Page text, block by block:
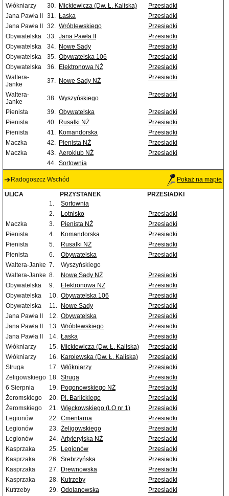
Włókniarzy
30. Mickiewicza (Dw. Ł. Kaliska)
Przesiadki
Jana Pawła II
31. Łaska
Przesiadki
Jana Pawła II
32. Wróblewskiego
Przesiadki
Obywatelska
33. Jana Pawła II
Przesiadki
Obywatelska
34. Nowe Sady
Przesiadki
Obywatelska
35. Obywatelska 106
Przesiadki
Obywatelska
36. Elektronowa NŻ
Przesiadki
Waltera-
Janke
37. Nowe Sady NŻ Przesiadki
Waltera-
Janke
38. Wyszyńskiego Przesiadki
Pienista 39. Obywatelska
Przesiadki
Pienista
40. Rusałki NŻ
Przesiadki
Pienista
41. Komandorska
Przesiadki
Maczka
42. Pienista NŻ
Przesiadki
Maczka
43. Aeroklub NŻ
Przesiadki
44. Sortownia
Radogoszcz Wschód Pokaż na mapie
ULICA PRZYSTANEK
PRZESIADKI
1.
Sortownia
2.
Lotnisko
Przesiadki
Maczka
3. Pienista NŻ
Przesiadki
Pienista
4. Komandorska
Przesiadki
Pienista
5. Rusałki NŻ
Przesiadki
Pienista
6. Obywatelska
Przesiadki
Waltera-Janke 7.
Wyszyńskiego
Waltera-Janke 8. Nowe Sady NŻ
Przesiadki
Obywatelska
9. Elektronowa NŻ
Przesiadki
Obywatelska
10. Obywatelska 106
Przesiadki
Obywatelska
11. Nowe Sady
Przesiadki
Jana Pawła II
12. Obywatelska
Przesiadki
Jana Pawła II
13. Wróblewskiego
Przesiadki
Jana Pawła II
14. Łaska
Przesiadki
Włókniarzy
15. Mickiewicza (Dw. Ł. Kaliska)
Przesiadki
Włókniarzy
16. Karolewska (Dw. Ł. Kaliska)
Przesiadki
Struga
17. Włókniarzy
Przesiadki
Żeligowskiego 18. Struga
Przesiadki
6 Sierpnia
19. Pogonowskiego NŻ
Przesiadki
Żeromskiego
20. Pl. Barlickiego
Przesiadki
Żeromskiego
21. Więckowskiego (LO nr 1)
Przesiadki
Legionów
22. Cmentarna
Przesiadki
Legionów
23. Żeligowskiego
Przesiadki
Legionów
24. Artyleryjska NŻ
Przesiadki
Kasprzaka
25. Legionów
Przesiadki
Kasprzaka
26. Srebrzyńska
Przesiadki
Kasprzaka
27. Drewnowska
Przesiadki
Kasprzaka
28. Kutrzeby
Przesiadki
Kutrzeby
29. Odolanowska Przesiadki